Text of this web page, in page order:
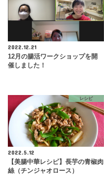
2022.12.21
12月の腸活ワークショップを開
催しました！
レシピ
2022.5.12
【美腸中華レシピ】長芋の青椒肉
絲（チンジャオロース）